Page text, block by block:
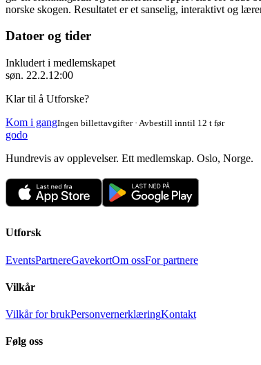
norske skogen. Resultatet er et sanselig, interaktivt og
Datoer og tider
Inkludert i medlemskapet
søn. 22.2.12:00
Klar til å Utforske?
Kom i gangIngen billettavgifter · Avbestill inntil 12 t før
godo
Hundrevis av opplevelser. Ett medlemskap. Oslo, Norge.
Utforsk
EventsPartnereGavekortOm ossFor partnere
Vilkår
Vilkår for brukPersonvernerklæringKontakt
Følg oss